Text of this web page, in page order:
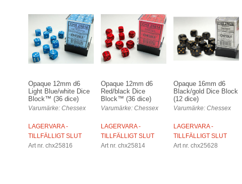
Opaque 12mm d6
Light Blue/white Dice
Block™ (36 dice)
Varumärke: Chessex
LAGERVARA -
TILLFÄLLIGT SLUT
Art nr. chx25816
Opaque 12mm d6
Red/black Dice
Block™ (36 dice)
Varumärke: Chessex
LAGERVARA -
TILLFÄLLIGT SLUT
Art nr. chx25814
Opaque 16mm d6
Black/gold Dice Block
(12 dice)
Varumärke: Chessex
LAGERVARA -
TILLFÄLLIGT SLUT
Art nr. chx25628